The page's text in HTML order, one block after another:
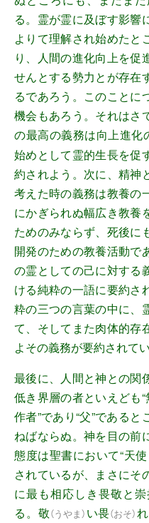
る。霊が霊に及ぼす影響
よりて理解され始めたと
り、人間の進化向上を促
せんとする勢力とが存在
るであろう。このことに
機会もあろう。それはさ
の最高の義務は向上進化
始めとして霊的生長を促
約されよう。次に、精神
考えた時の義務は教養の
にかぎられぬ幅広き教養
ためのみならず、死後に
開発のための教養活動で
の霊としての己に対する
ける純粋の一語に要約さ
粋の三つの言葉の中に、
て、そしてまた肉体的存
よその義務が要約されてい
最後に、人間と神との関
低き界層の者といえども
作者”であり“父”である
ねばならぬ。神を目の前
態度は聖書において“天
されているが、まさにそ
に最も相応しき畏敬と
る。 敬（うやま） い畏（おそ）